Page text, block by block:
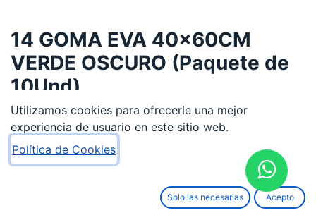
14 GOMA EVA 40x60CM
VERDE OSCURO (Paquete de
10Und)
3,99€
AÑADIR AL CARRITO
Utilizamos cookies para ofrecerle una mejor
experiencia de usuario en este sitio web.
Política de Cookies
Solo las necesarias Acepto